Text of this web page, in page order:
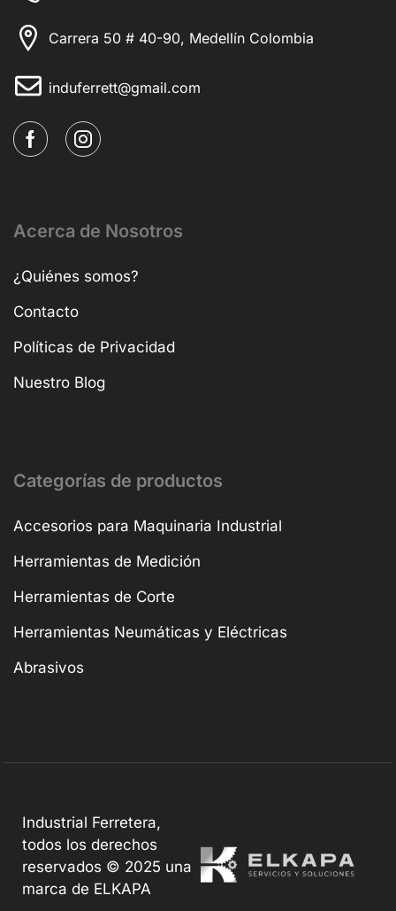
Carrera 50 # 40-90, Medellín Colombia
induferrett@gmail.com
Acerca de Nosotros
¿Quiénes somos?
Contacto
Políticas de Privacidad
Nuestro Blog
Categorías de productos
Accesorios para Maquinaria Industrial
Herramientas de Medición
Herramientas de Corte
Herramientas Neumáticas y Eléctricas
Abrasivos
Industrial Ferretera,
todos los derechos
reservados © 2025 una
marca de ELKAPA